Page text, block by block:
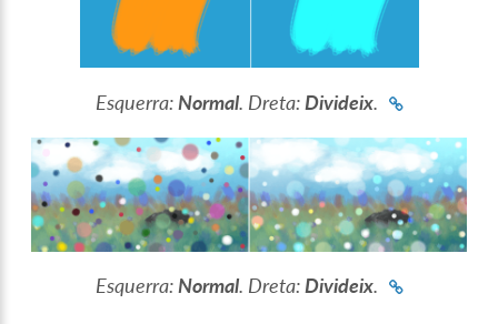
Esquerra: Normal. Dreta: Divideix.
Esquerra:Normal. Dreta:Divideix.